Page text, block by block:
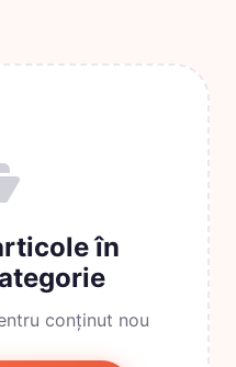
în
conținut nou